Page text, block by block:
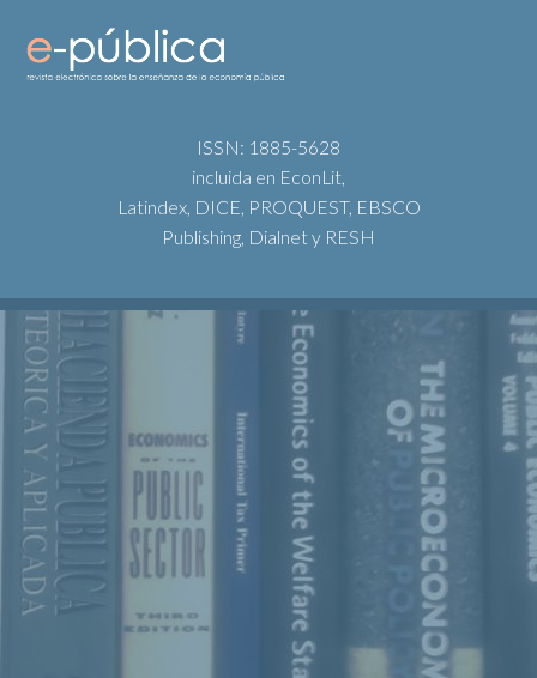
ISSN: 1885-5628
incluida en EconLit,
Latindex, DICE, PROQUEST, EBSCO
Publishing, Dialnet y RESH